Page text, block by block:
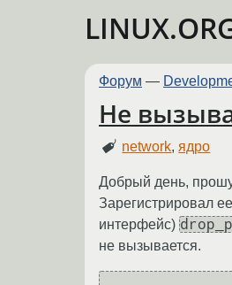
Форум —
Не
network, ядро
Добрый день,
Зарегистрировал
интерфейс)
не вызывается.